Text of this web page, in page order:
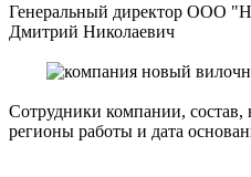
Генеральный директор ООО
Дмитрий Николаевич
Сотрудники компании, состав,
регионы работы и дата